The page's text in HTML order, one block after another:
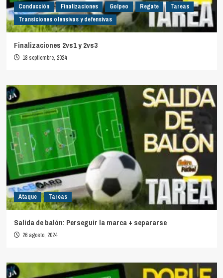
Conducción Finalizaciones Golpeo Regate
Tareas
Transiciones ofensivas y defensivas
Finalizaciones 2vs1 y 2vs3
18 septiembre, 2024
Ataque Tareas
Salida de balón: Perseguir la marca + separarse
26 agosto, 2024